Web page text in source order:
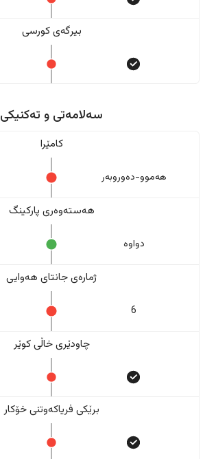
بیرگەی کورسی
سەلامەتی و تەکنیکی
کامێرا
هەموو-دەوروبەر
هەستەوەری پارکینگ
دواوە
ژمارەی جانتای هەوایی
6
چاودێری خاڵی کوێر
برێکی فریاکەوتنی خۆکار